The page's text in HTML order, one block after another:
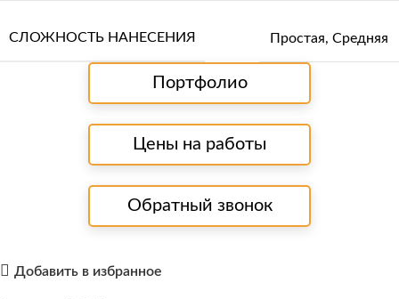
СЛОЖНОСТЬ НАНЕСЕНИЯ Простая, Средняя
Портфолио
Цены на работы
Обратный звонок
Добавить в избранное